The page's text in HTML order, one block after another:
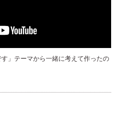
」テーマから一緒に考えて作ったの